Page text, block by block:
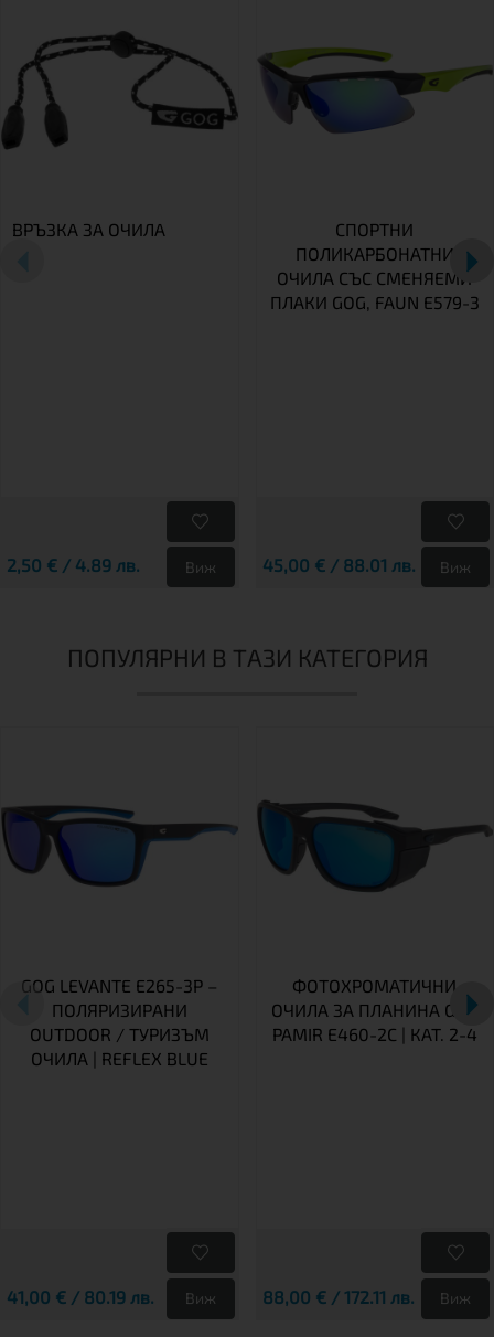
ВРЪЗКА ЗА ОЧИЛА
2,50 € / 4.89 лв. Виж
СПОРТНИ
ПОЛИКАРБОНАТНИ
ОЧИЛА СЪС СМЕНЯЕМИ
ПЛАКИ GOG, FAUN E579-3
45,00 € / 88.01 лв. Виж
ПОПУЛЯРНИ В ТАЗИ КАТЕГОРИЯ
GOG LEVANTE E265-3P –
ПОЛЯРИЗИРАНИ
OUTDOOR / ТУРИЗЪМ
ОЧИЛА | REFLEX BLUE
41,00 € / 80.19 лв. Виж
ФОТОХРОМАТИЧНИ
ОЧИЛА ЗА ПЛАНИНА GOG
PAMIR E460-2C | КАТ. 2-4
88,00 € / 172.11 лв. Виж